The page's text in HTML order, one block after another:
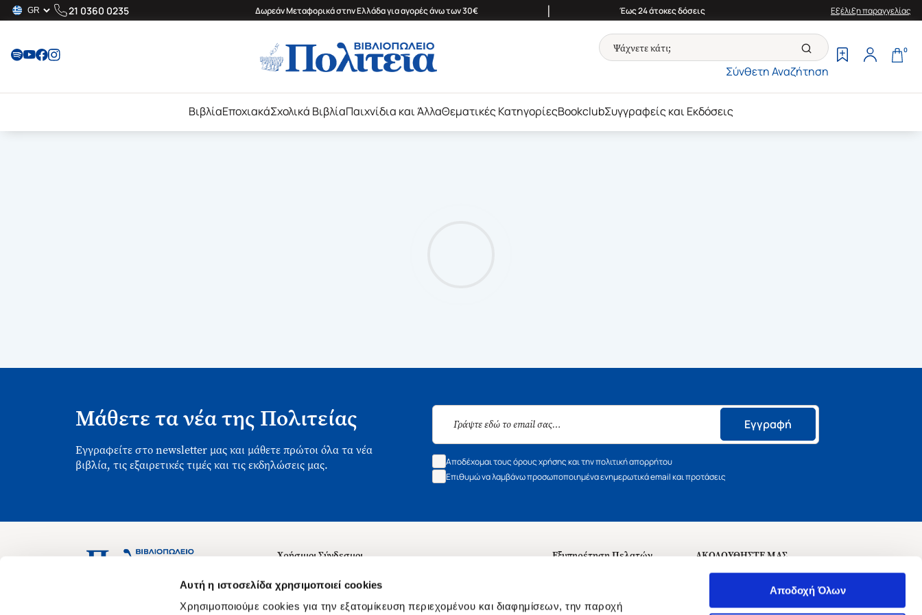
Αυτή η ιστοσελίδα χρησιμοποιεί cookies
Χρησιμοποιούμε cookies για την εξατομίκευση περιεχομένου και διαφημίσεων, την παροχή
Αποδοχή Όλων
21 0360 0235 Δωρεάν Μεταφορικά στην Ελλάδα για αγορές άνω των 30€ | Έως 24 άτοκες δόσεις Εξέλιξη παραγγελίας
Σύνθετη Αναζήτηση
0
ΒιβλίαΕποχιακάΣχολικά ΒιβλίαΠαιχνίδια και ΆλλαΘεματικές ΚατηγορίεςBookclubΣυγγραφείς και Εκδόσεις
Μάθετε τα νέα της Πολιτείας
Εγγραφείτε στο newsletter μας και μάθετε πρώτοι όλα τα νέα
βιβλία, τις εξαιρετικές τιμές και τις εκδηλώσεις μας.
Εγγραφή
Αποδέχομαι τους όρους χρήσης και την πολιτική απορρήτου
Επιθυμώ να λαμβάνω προσωποποιημένα ενημερωτικά email και προτάσεις
Ασκληπιού 1-3, Αθήνα 106 79
Χρήσιμοι Σύνδεσμοι
Σχετικά με εμάς
Θέσεις Εργασίας
Εξυπηρέτηση Πελατών
ΑΚΟΛΟΥΘΗΣΤΕ ΜΑΣ